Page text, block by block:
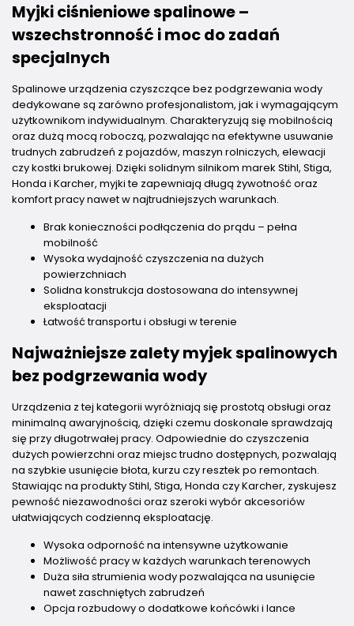
Myjki ciśnieniowe spalinowe –
wszechstronność i moc do zadań
specjalnych
Spalinowe urządzenia czyszczące bez podgrzewania wody
dedykowane są zarówno profesjonalistom, jak i wymagającym
użytkownikom indywidualnym. Charakteryzują się mobilnością
oraz dużą mocą roboczą, pozwalając na efektywne usuwanie
trudnych zabrudzeń z pojazdów, maszyn rolniczych, elewacji
czy kostki brukowej. Dzięki solidnym silnikom marek Stihl, Stiga,
Honda i Karcher, myjki te zapewniają długą żywotność oraz
komfort pracy nawet w najtrudniejszych warunkach.
Brak konieczności podłączenia do prądu – pełna
mobilność
Wysoka wydajność czyszczenia na dużych
powierzchniach
Solidna konstrukcja dostosowana do intensywnej
eksploatacji
Łatwość transportu i obsługi w terenie
Najważniejsze zalety myjek spalinowych
bez podgrzewania wody
Urządzenia z tej kategorii wyróżniają się prostotą obsługi oraz
minimalną awaryjnością, dzięki czemu doskonale sprawdzają
się przy długotrwałej pracy. Odpowiednie do czyszczenia
dużych powierzchni oraz miejsc trudno dostępnych, pozwalają
na szybkie usunięcie błota, kurzu czy resztek po remontach.
Stawiając na produkty Stihl, Stiga, Honda czy Karcher, zyskujesz
pewność niezawodności oraz szeroki wybór akcesoriów
ułatwiających codzienną eksploatację.
Wysoka odporność na intensywne użytkowanie
Możliwość pracy w każdych warunkach terenowych
Duża siła strumienia wody pozwalająca na usunięcie
nawet zaschniętych zabrudzeń
Opcja rozbudowy o dodatkowe końcówki i lance